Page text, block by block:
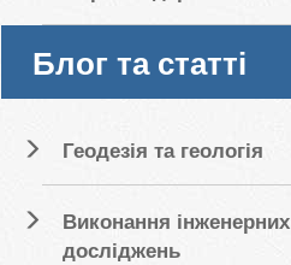
Блог та статті
Геодезія та геологія
Виконання інженерних
досліджень